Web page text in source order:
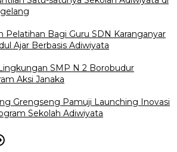
Pelatihan Bagi Guru SDN Karanganyar
Ajar Berbasis Adiwiyata
SMP N 2 Borobudur
Aksi Janaka
Grengseng Pamuji Launching Inovasi
Sekolah Adiwiyata